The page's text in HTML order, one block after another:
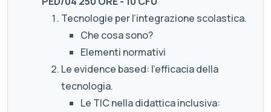
Tecnologie per l’integrazione scolastica.
Che cosa sono?
Elementi normativi
Le evidence based: l’efficacia della
tecnologia.
Le TIC nella didattica inclusiva: